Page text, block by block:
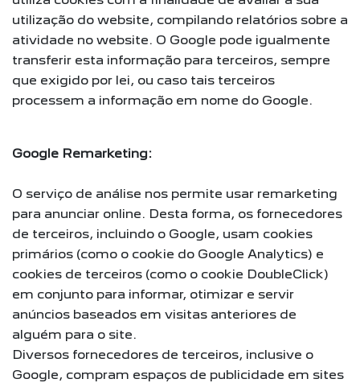
utilização do website, compilando relatórios sobre a
atividade no website. O Google pode igualmente
transferir esta informação para terceiros, sempre
que exigido por lei, ou caso tais terceiros
processem a informação em nome do Google.
Google Remarketing:
O serviço de análise nos permite usar remarketing
para anunciar online. Desta forma, os fornecedores
de terceiros, incluindo o Google, usam cookies
primários (como o cookie do Google Analytics) e
cookies de terceiros (como o cookie DoubleClick)
em conjunto para informar, otimizar e servir
anúncios baseados em visitas anteriores de
alguém para o site.
Diversos fornecedores de terceiros, inclusive o
Google, compram espaços de publicidade em sites